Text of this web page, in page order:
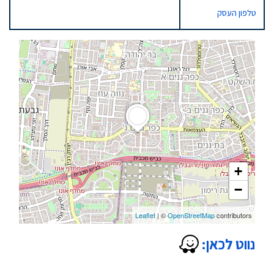
+
−
Leaflet| ©OpenStreetMapcontributors
נווט לכאן:
טלפון העסק